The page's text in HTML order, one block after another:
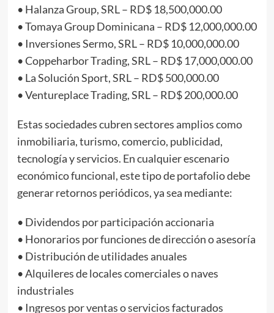
• Halanza Group, SRL – RD$ 18,500,000.00
• Tomaya Group Dominicana – RD$ 12,000,000.00
• Inversiones Sermo, SRL – RD$ 10,000,000.00
• Coppeharbor Trading, SRL – RD$ 17,000,000.00
• La Solución Sport, SRL – RD$ 500,000.00
• Ventureplace Trading, SRL – RD$ 200,000.00
Estas sociedades cubren sectores amplios como
inmobiliaria, turismo, comercio, publicidad,
tecnología y servicios. En cualquier escenario
económico funcional, este tipo de portafolio debe
generar retornos periódicos, ya sea mediante:
• Dividendos por participación accionaria
• Honorarios por funciones de dirección o asesoría
• Distribución de utilidades anuales
• Alquileres de locales comerciales o naves
industriales
• Ingresos por ventas o servicios facturados